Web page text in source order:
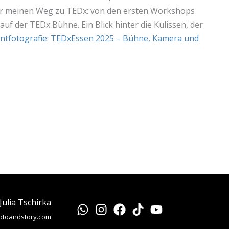
Weg zu TEDx: von den ersten Workshops
der TEDx Bühne. Ein Blick hinter die Kulissen, der
TEDxEssen 2025 – Bühne, Kamera und
Tschirka